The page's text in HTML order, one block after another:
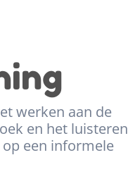
werken aan de
en het luisteren
een informele